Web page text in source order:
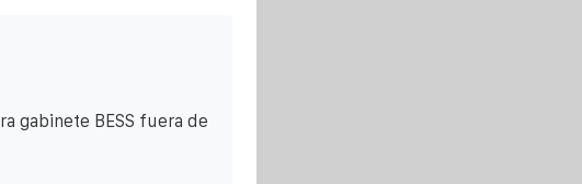
gabinete BESS fuera de